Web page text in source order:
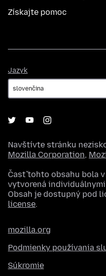
Získajte pomoc
Jazyk
Navštívte stránku
Mozilla Corporation,
Časť tohto obsahu bola
vytvorená
Obsah je dostupný pod
license.
mozilla.org
Podmienky používania
Súkromie